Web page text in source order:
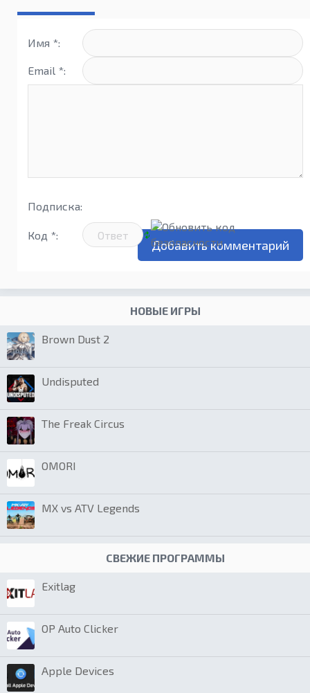
Имя *:
Email *:
Подписка:
Код *:
НОВЫЕ ИГРЫ
Brown Dust 2
Undisputed
The Freak Circus
OMORI
MX vs ATV Legends
СВЕЖИЕ ПРОГРАММЫ
Exitlag
OP Auto Clicker
Apple Devices